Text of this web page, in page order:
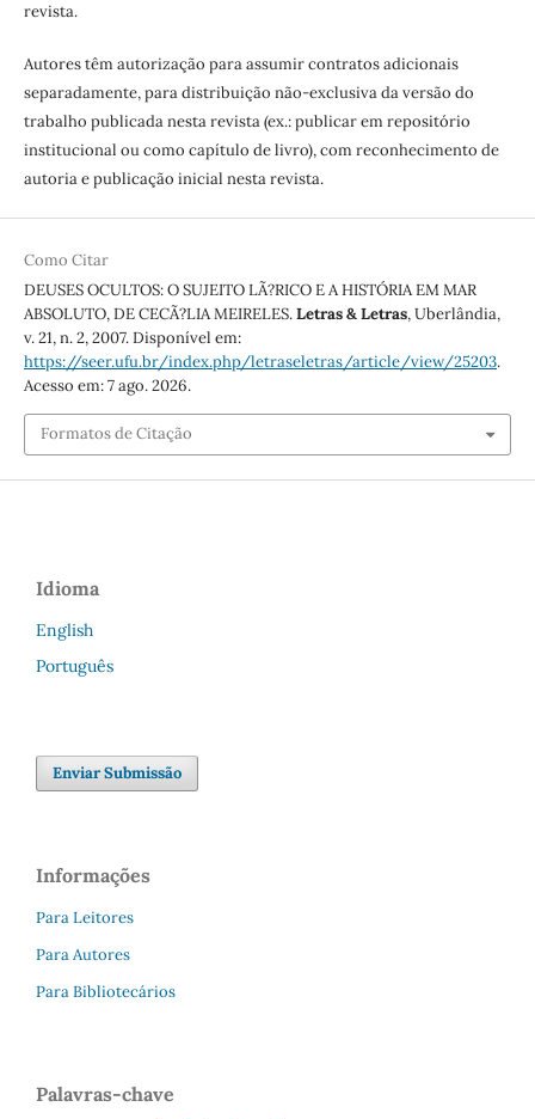
revista.
Autores têm autorização para assumir contratos adicionais
separadamente, para distribuição não-exclusiva da versão do
trabalho publicada nesta revista (ex.: publicar em repositório
institucional ou como capítulo de livro), com reconhecimento de
autoria e publicação inicial nesta revista.
Como Citar
DEUSES OCULTOS: O SUJEITO LÃ?RICO E A HISTÓRIA EM MAR
ABSOLUTO, DE CECÃ?LIA MEIRELES.Letras & Letras, Uberlândia,
v. 21, n. 2, 2007. Disponível em:
https://seer.ufu.br/index.php/letraseletras/article/view/25203.
Acesso em: 7 ago. 2026.
Formatos de Citação
Idioma
English
Português
Enviar Submissão
Informações
Para Leitores
Para Autores
Para Bibliotecários
Palavras-chave